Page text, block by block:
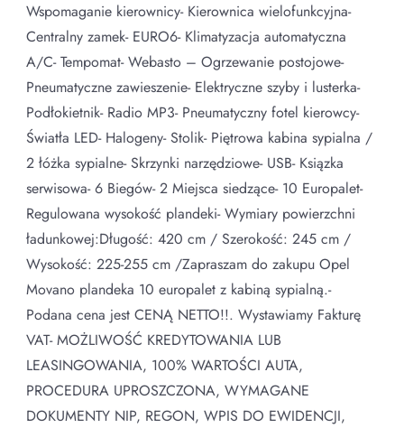
Wspomaganie kierownicy- Kierownica wielofunkcyjna-
Centralny zamek- EURO6- Klimatyzacja automatyczna
A/C- Tempomat- Webasto – Ogrzewanie postojowe-
Pneumatyczne zawieszenie- Elektryczne szyby i lusterka-
Podłokietnik- Radio MP3- Pneumatyczny fotel kierowcy-
Światła LED- Halogeny- Stolik- Piętrowa kabina sypialna /
2 łóżka sypialne- Skrzynki narzędziowe- USB- Ksiązka
serwisowa- 6 Biegów- 2 Miejsca siedzące- 10 Europalet-
Regulowana wysokość plandeki- Wymiary powierzchni
ładunkowej:Długość: 420 cm / Szerokość: 245 cm /
Wysokość: 225-255 cm /Zapraszam do zakupu Opel
Movano plandeka 10 europalet z kabiną sypialną.-
Podana cena jest CENĄ NETTO!!. Wystawiamy Fakturę
VAT- MOŻLIWOŚĆ KREDYTOWANIA LUB
LEASINGOWANIA, 100% WARTOŚCI AUTA,
PROCEDURA UPROSZCZONA, WYMAGANE
DOKUMENTY NIP, REGON, WPIS DO EWIDENCJI,